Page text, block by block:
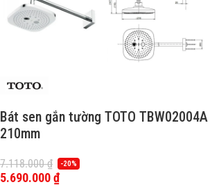
Bát sen gắn tường TOTO
210mm
7.118.000₫ -20%
5.690.000₫